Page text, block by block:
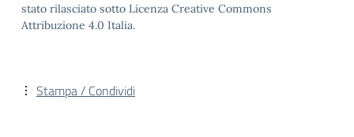
stato rilasciato sotto Licenza Creative Commons
Attribuzione 4.0 Italia.
Stampa / Condividi